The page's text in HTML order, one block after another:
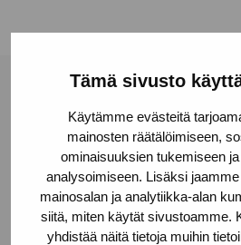
Tämä sivusto
Käytämme evästeitä
mainosten räätälöimiseen,
ominaisuuksien tukemiseen
analysoimiseen. Lisäksi
mainosalan ja analytiikka-alan
siitä, miten käytät sivustoamme.
yhdistää näitä tietoja muihin
Kustaa Vaasan katu 11
10600 Tammisaari
proartibus@proartibus.fi
+358 (0)50 371 6339